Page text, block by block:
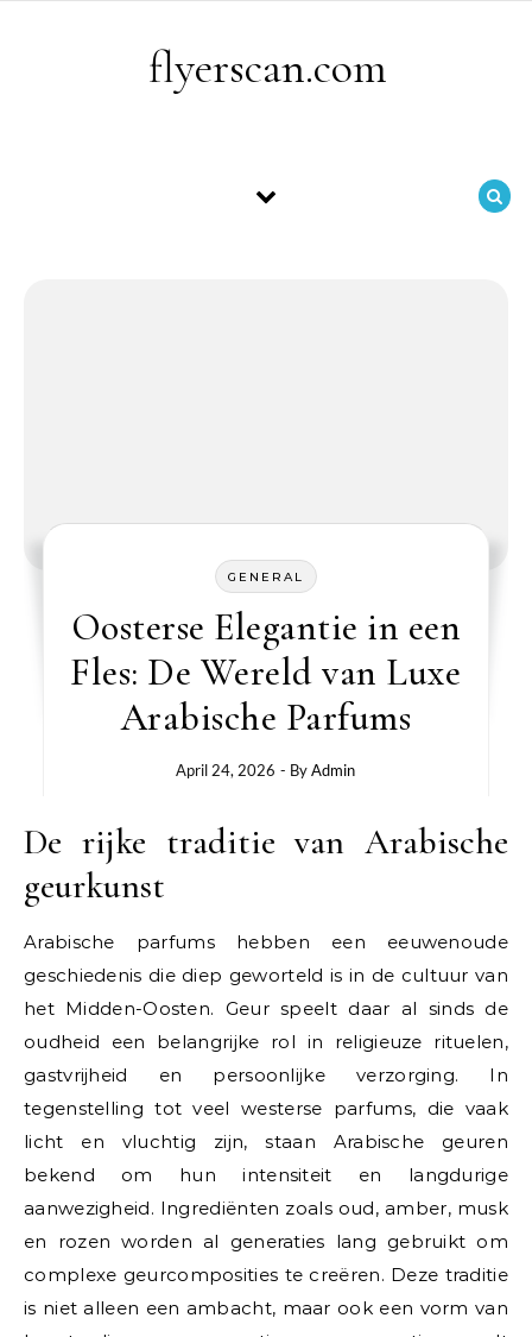
flyerscan.com
GENERAL
Oosterse Elegantie in een
Fles: De Wereld van Luxe
Arabische Parfums
April 24, 2026 - ByAdmin
De rijke traditie van Arabische
geurkunst
Arabische parfums hebben een eeuwenoude
geschiedenis die diep geworteld is in de cultuur van
het Midden-Oosten. Geur speelt daar al sinds de
oudheid een belangrijke rol in religieuze rituelen,
gastvrijheid en persoonlijke verzorging. In
tegenstelling tot veel westerse parfums, die vaak
licht en vluchtig zijn, staan Arabische geuren
bekend om hun intensiteit en langdurige
aanwezigheid. Ingrediënten zoals oud, amber, musk
en rozen worden al generaties lang gebruikt om
complexe geurcomposities te creëren. Deze traditie
is niet alleen een ambacht, maar ook een vorm van